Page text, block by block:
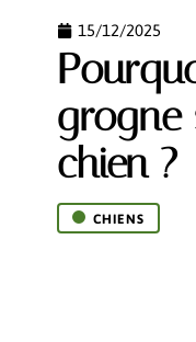
15/12/2025
grogne
chien ?
CHIENS